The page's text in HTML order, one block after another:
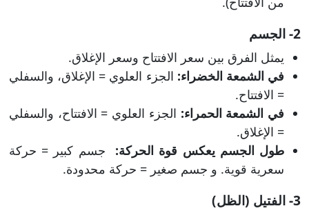
2- الجسم
يمثل الفرق بين سعر الافتتاح وسعر الإغلاق.
في الشمعة الخضراء: الجزء العلوي = الإغلاق، والسفلي
= الافتتاح.
في الشمعة الحمراء: الجزء العلوي = الافتتاح، والسفلي
= الإغلاق.
طول الجسم يعكس قوة الحركة:
جسم كبير = حركة
سعرية قوية. و جسم صغير = حركة محدودة.
3- الفتيل (الظل)